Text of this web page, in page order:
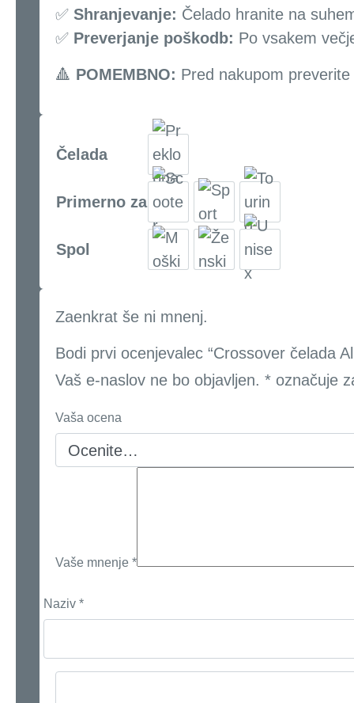
✅ Shranjevanje: Čelado hranite na
✅ Preverjanje poškodb: Po vsakem
🔺 POMEMBNO: Pred nakupom
Čelada
Primerno za
Spol
Zaenkrat še ni mnenj.
Bodi prvi ocenjevalec “Crossover čelada
Vaš e-naslov ne bo objavljen. * označuje
Vaša ocena
Vaše mnenje *
Naziv *